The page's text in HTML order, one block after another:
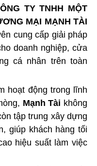
TY TNHH MỘT
MẠI MẠNH TÀI
cung cấp giải pháp
doanh nghiệp, cửa
cá nhân trên toàn
hoạt động trong lĩnh
Mạnh Tài không
tập trung xây dựng
giúp khách hàng tối
hiệu suất làm việc